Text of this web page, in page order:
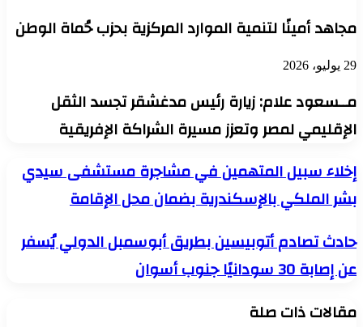
مجاهد أمينًا لتنمية الموارد المركزية بحزب حُماة الوطن
29 يوليو، 2026
مــسعود علام: زيارة رئيس مدغشقر تجسد الثقل
الإقليمي لمصر وتعزز مسيرة الشراكة الإفريقية
إخلاء
سبيل
المتهمين
في
مستشفى
بشر
بالإسكندرية
بضمان
إخلاء سبيل المتهمين في مشاجرة مستشفى سيدي
بشر الملكي بالإسكندرية بضمان محل الإقامة
حادث
تصادم
أتوبيسين
بطريق
الدولي
حادث تصادم أتوبيسين بطريق أبوسمبل الدولي يُسفر
عن إصابة 30 سودانيًا جنوب أسوان
مقالات ذات صلة